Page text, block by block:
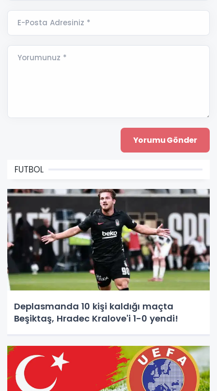
E-Posta Adresiniz *
Yorumunuz *
FUTBOL
Deplasmanda 10 kişi kaldığı maçta
Beşiktaş, Hradec Kralove'i 1-0 yendi!